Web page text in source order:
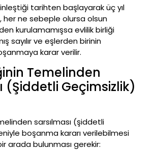
tarihten başlayarak üç yıl
her ne sebeple olursa olsun
kurulamamışsa evlilik birliği
sayılır ve eşlerden birinin
karar verilir.
Temelinden
(Şiddetli Geçimsizlik)
sarsılması (şiddetli
boşanma kararı verilebilmesi
arada bulunması gerekir: